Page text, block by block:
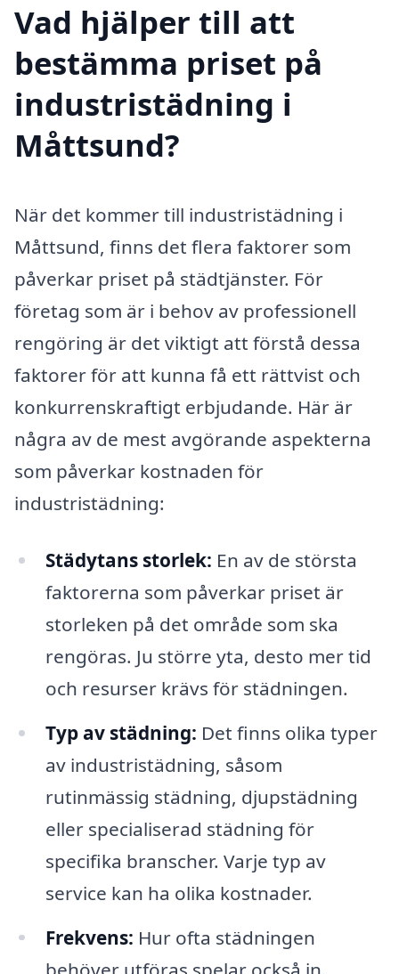
Vad hjälper till att
bestämma priset på
industristädning i
Måttsund?
När det kommer till industristädning i
Måttsund, finns det flera faktorer som
påverkar priset på städtjänster. För
företag som är i behov av professionell
rengöring är det viktigt att förstå dessa
faktorer för att kunna få ett rättvist och
konkurrenskraftigt erbjudande. Här är
några av de mest avgörande aspekterna
som påverkar kostnaden för
industristädning:
Städytans storlek: En av de största
faktorerna som påverkar priset är
storleken på det område som ska
rengöras. Ju större yta, desto mer tid
och resurser krävs för städningen.
Typ av städning: Det finns olika typer
av industristädning, såsom
rutinmässig städning, djupstädning
eller specialiserad städning för
specifika branscher. Varje typ av
service kan ha olika kostnader.
Frekvens: Hur ofta städningen